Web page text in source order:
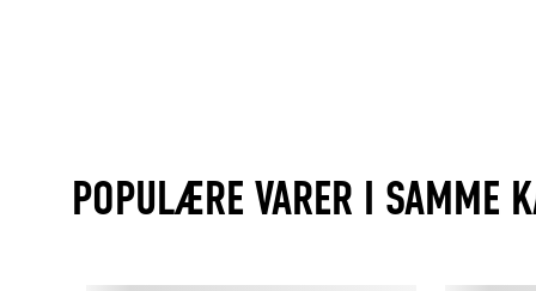
POPULÆRE VARER I SAMME